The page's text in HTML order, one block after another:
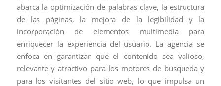
abarca la optimización de palabras clave, la estructura
de las páginas, la mejora de la legibilidad y la
incorporación de elementos multimedia para
enriquecer la experiencia del usuario. La agencia se
enfoca en garantizar que el contenido sea valioso,
relevante y atractivo para los motores de búsqueda y
para los visitantes del sitio web, lo que impulsa un